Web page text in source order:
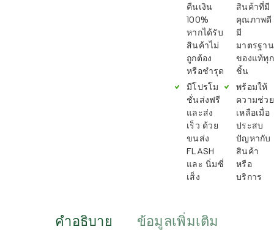
คืนเงิน
100%
หากได้รับ
สินค้าไม่
ถูกต้อง
หรือชำรุด
มีโปรโม
ชั่นส่งฟรี
และส่ง
เร็ว ด้วย
ขนส่ง
FLASH
และ นิ่มซี่
เส็ง
สินค้าที่มี
คุณภาพดี
มี
มาตรฐาน
ของแท้ทุก
ชิ้น
พร้อมให้
ความช่วย
เหลือเมื่อ
ประสบ
ปัญหากับ
สินค้า
หรือ
บริการ
คำอธิบาย ข้อมูลเพิ่มเติม